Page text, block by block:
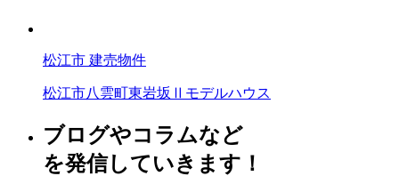
松江市 建売物件
松江市八雲町東岩坂Ⅱモデルハウス
ブログやコラムなど
を発信していきます！